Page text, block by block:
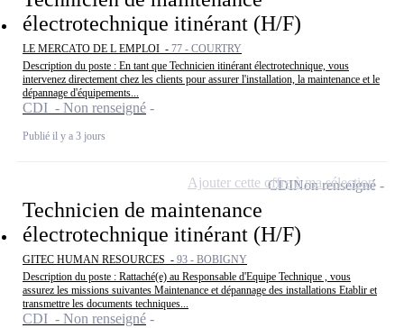
électrotechnique itinérant (H/F)
LE MERCATO DE L EMPLOI - 77 - COURTRY
Description du poste : En tant que Technicien itinérant électrotechnique, vous
intervenez directement chez les clients pour assurer l'installation, la maintenance et le
dépannage d'équipements...
CDI - Non renseigné
Publié il y a 3 jours
Technicien de maintenance
électrotechnique itinérant (H/F)
GITEC HUMAN RESOURCES - 93 - BOBIGNY
Description du poste : Rattaché(e) au Responsable d'Equipe Technique , vous
assurez les missions suivantes Maintenance et dépannage des installations Etablir et
transmettre les documents techniques...
CDI - Non renseigné
CDINon renseigné
Ajouter cette offre à ma sélection